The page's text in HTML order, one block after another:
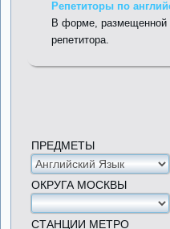
Репетиторы по
В форме, размещенной
репетитора.
ПРЕДМЕТЫ
ОКРУГА МОСКВЫ
СТАНЦИИ МЕТРО